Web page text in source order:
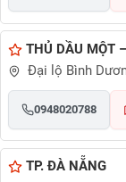
THỦ DẦU MỘT
Đại lộ Bình
0948020788
TP. ĐÀ NẴNG